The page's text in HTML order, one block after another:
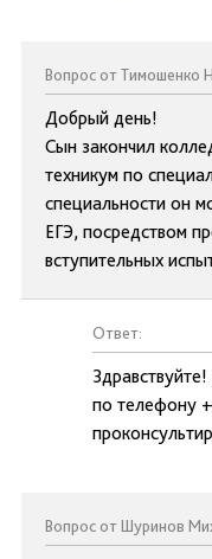
Вопрос от Тимошенко
Добрый день!
Сын закончил
техникум по
специальности он
ЕГЭ, посредством
вступительных
Ответ:
по телефону
Вопрос от Шуринов